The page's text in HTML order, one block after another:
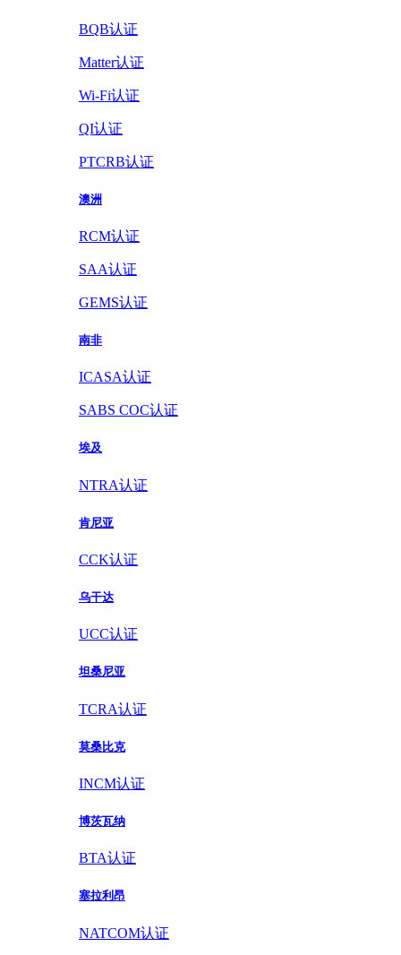
BQB认证
Matter认证
Wi-Fi认证
QI认证
PTCRB认证
澳洲
RCM认证
SAA认证
GEMS认证
南非
ICASA认证
SABS COC认证
埃及
NTRA认证
肯尼亚
CCK认证
乌干达
UCC认证
坦桑尼亚
TCRA认证
莫桑比克
INCM认证
博茨瓦纳
BTA认证
塞拉利昂
NATCOM认证